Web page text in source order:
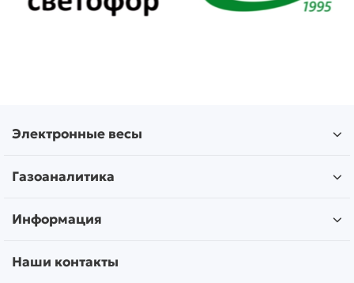
Электронные весы
Газоаналитика
Информация
Наши контакты